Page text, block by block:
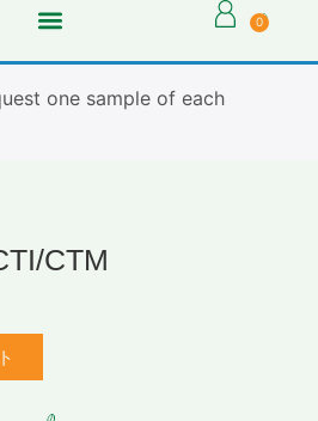
0
one sample of each
CTM